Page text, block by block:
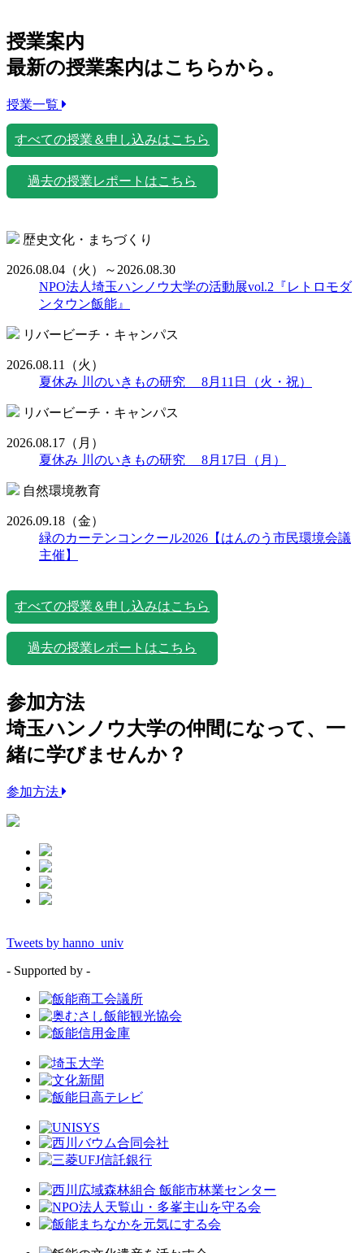
授業案内
最新の授業案内はこちらから。
授業一覧
すべての授業＆申し込みはこちら
過去の授業レポートはこちら
歴史文化・まちづくり
2026.08.04 （火）
～2026.08.30
NPO法人埼玉ハンノウ大学の活動展vol.2『レトロモダ
ンタウン飯能』
リバービーチ・キャンパス
2026.08.11
（火）
夏休み 川のいきもの研究 8月11日（火・祝）
リバービーチ・キャンパス
2026.08.17 （月）
夏休み 川のいきもの研究 8月17日（月）
自然環境教育
2026.09.18 （金）
緑のカーテンコンクール2026【はんのう市民環境会議
主催】
すべての授業＆申し込みはこちら
過去の授業レポートはこちら
参加方法
埼玉ハンノウ大学の仲間になって、一
緒に学びませんか？
参加方法
Tweets by hanno_univ
- Supported by -